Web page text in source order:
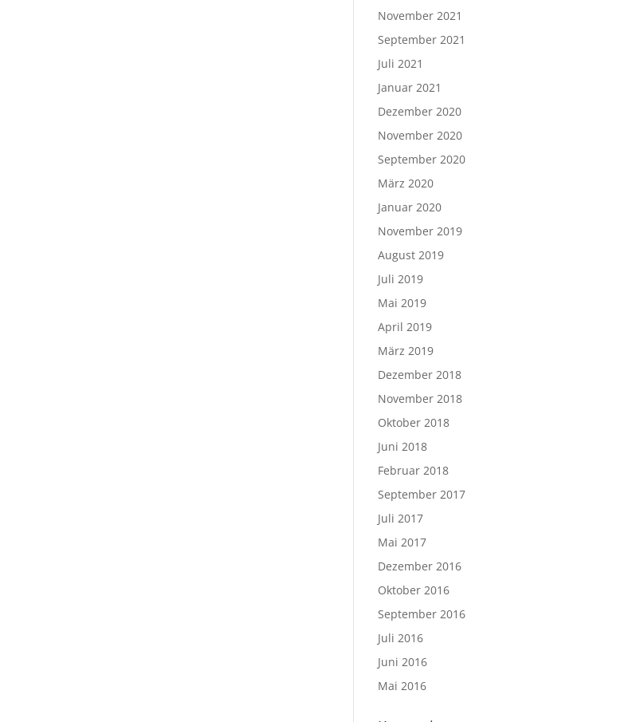
November 2021
September 2021
Juli 2021
Januar 2021
Dezember 2020
November 2020
September 2020
März 2020
Januar 2020
November 2019
August 2019
Juli 2019
Mai 2019
April 2019
März 2019
Dezember 2018
November 2018
Oktober 2018
Juni 2018
Februar 2018
September 2017
Juli 2017
Mai 2017
Dezember 2016
Oktober 2016
September 2016
Juli 2016
Juni 2016
Mai 2016